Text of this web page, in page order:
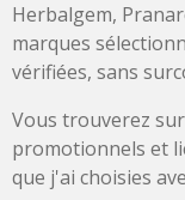
Herbalgem,
marques
vérifiées, sans
Vous trouverez
promotionnels et
que j'ai choisies